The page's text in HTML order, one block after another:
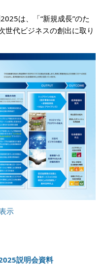
は、「“新規成長”のた
世代ビジネスの創出に取り
示
説明会資料